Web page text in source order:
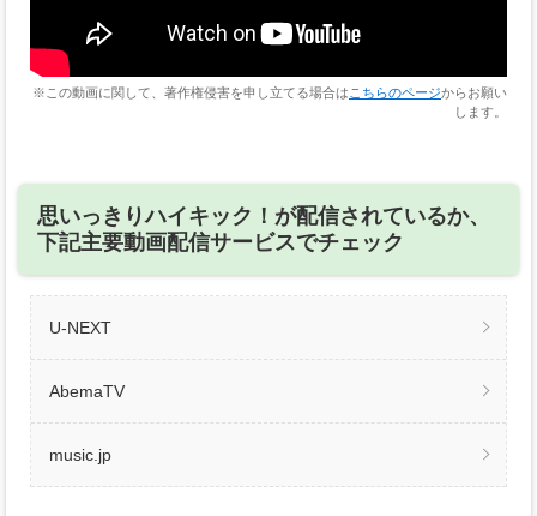
※この動画に関して、著作権侵害を申し立てる場合は こちらのページからお願い
します。
思いっきりハイキック！が配信されているか、
下記主要動画配信サービスでチェック
U-NEXT
AbemaTV
music.jp